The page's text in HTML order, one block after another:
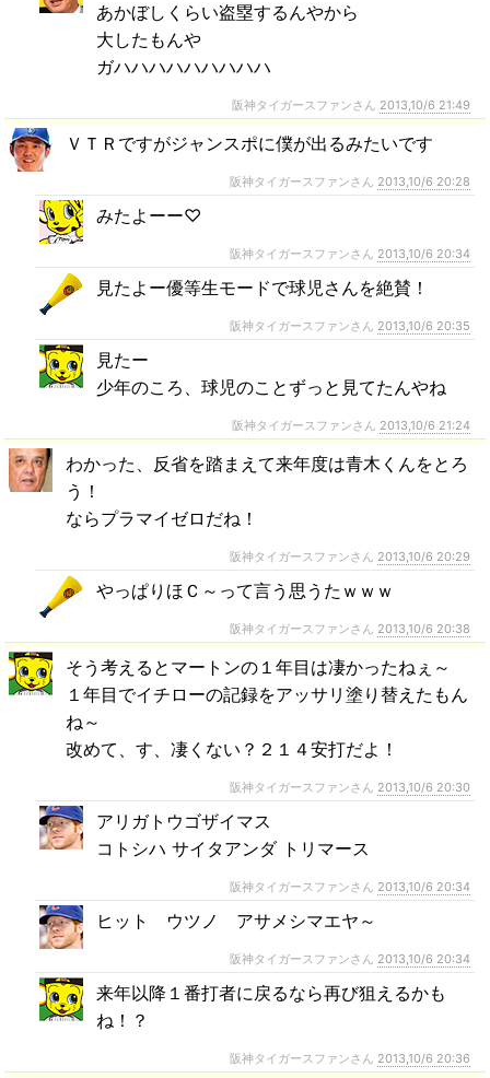
あかぼしくらい盗塁するんやから
大したもんや
ガハハハハハハハハハ
阪神タイガースファンさん 2013,10/6 21:49
ＶＴＲですがジャンスポに僕が出るみたいです
阪神タイガースファンさん 2013,10/6 20:28
みたよーー♡
阪神タイガースファンさん 2013,10/6 20:34
見たよー優等生モードで球児さんを絶賛！
阪神タイガースファンさん 2013,10/6 20:35
見たー
少年のころ、球児のことずっと見てたんやね
阪神タイガースファンさん 2013,10/6 21:24
わかった、反省を踏まえて来年度は青木くんをとろ
う！
ならプラマイゼロだね！
阪神タイガースファンさん 2013,10/6 20:29
やっぱりほＣ～って言う思うたｗｗｗ
阪神タイガースファンさん 2013,10/6 20:38
そう考えるとマートンの１年目は凄かったねぇ～
１年目でイチローの記録をアッサリ塗り替えたもん
ね～
改めて、す、凄くない？２１４安打だよ！
阪神タイガースファンさん 2013,10/6 20:30
アリガトウゴザイマス
コトシハ サイタアンダ トリマース
阪神タイガースファンさん 2013,10/6 20:34
ヒット ウツノ アサメシマエヤ～
阪神タイガースファンさん 2013,10/6 20:34
来年以降１番打者に戻るなら再び狙えるかも
ね！？
阪神タイガースファンさん 2013,10/6 20:36